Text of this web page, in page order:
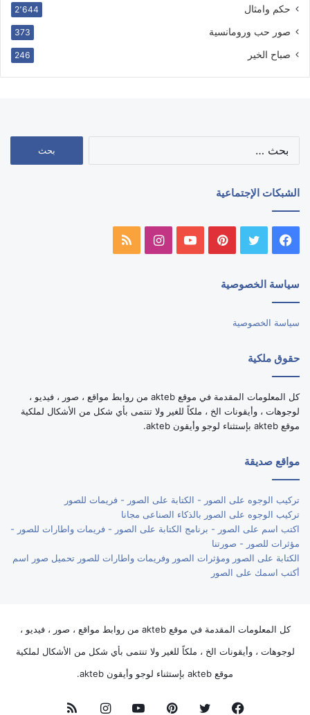
حكم وامثال 2٬644
صور حب ورومانسية 373
صباح الخير 246
الشبكات الإجتماعية
فيسبوك تويتر بينتيريستيوتيوبانستقرامملخص
سياسة الخصوصية
سياسة الخصوصية
حقوق ملكية
كل المعلومات المقدمة في موقع akteb من روابط مواقع ، صور ، فيديو ،
لوجوهات ، وأيقونات الخ ، ملكاً للغير ولا تنتمى بأي شكل من الأشكال لملكية
موقع akteb بإستثناء لوجو وأيقون akteb.
مواقع صديقة
تركيب الوجوه على الصور - الكتابة على الصور - فريمات للصور
تركيب الوجوه على الصور بالذكاء الصناعى مجانا
اكتب اسم على الصور - برنامج الكتابة على الصور - فريمات واطارات للصور -
مؤثرات للصور - صورتنا
الكتابة على الصور ومؤثرات الصور وفريمات واطارات للصور تحميل صور اسم
أكتب اسمك على الصور
كل المعلومات المقدمة في موقع akteb من روابط مواقع ، صور ، فيديو ،
لوجوهات ، وأيقونات الخ ، ملكاً للغير ولا تنتمى بأي شكل من الأشكال لملكية
موقع akteb بإستثناء لوجو وأيقون akteb.
فيسبوك تويتر بينتيريستيوتيوبانستقرامملخص